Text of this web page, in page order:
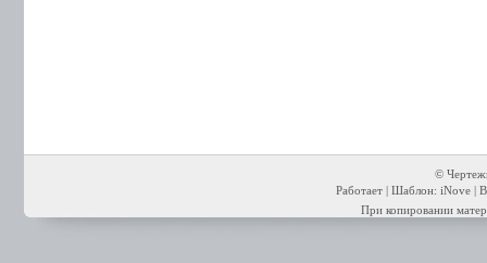
©
Работает | Шаблон: iNove |
При копировании